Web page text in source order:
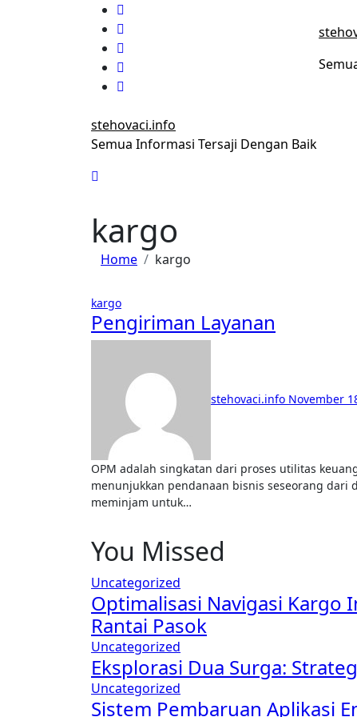
stehovaci.info
Semua Informasi Tersaji Dengan Baik
kargo
Home kargo
kargo
Pengiriman Layanan
stehovaci.info November
OPM adalah singkatan dari proses utilitas keuangan yang dikenal sebagai UANG ORANG LAIN. Ini
menunjukkan pendanaan bisnis seseorang dari
meminjam untuk…
You Missed
Uncategorized
Optimalisasi Navigasi Kargo
Rantai Pasok
Uncategorized
Eksplorasi Dua Surga:
Uncategorized
Sistem Pembaruan Aplikasi